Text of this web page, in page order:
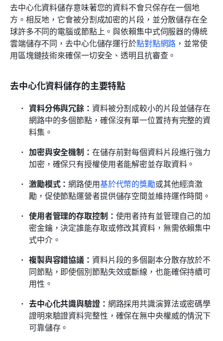
去中心化資料儲存意味著您的資料不會只保存在一個地
方。相反地，它會被分割成加密的片段，並分散儲存在全
球許多不同的電腦或節點上。與依賴集中式伺服器的傳統
雲端儲存不同，去中心化儲存運行於點對點網路 ，並常使
用區塊鏈技術來確保一切安全、透明且抗審查。
去中心化資料儲存的主要特點
資料分佈與冗餘： 資料被分割成較小的片段並儲存在
網路中的多個節點，確保沒有單一位置持有完整的資
料集。
加密與安全機制： 在儲存前對每個資料片段進行強力
加密，確保只有授權使用者能解密並存取資料。
激勵模式：網路使用基於代幣的獎勵或其他經濟激
勵，促使節點運營者提供儲存空間並維持運作時間。
使用者管理的存取控制： 使用者持有並管理自己的加
密金鑰，決定誰能存取或修改其資料，無需依賴集中
式中介。
複製與容錯協議： 資料片段的多個副本分散存放於不
同節點，即使個別節點失效或斷線，也能確保持續可
用性。
去中心化共識與驗證： 網路採用共識演算法或密碼學
證明來驗證資料完整性，確保在無中央權威的情況下
可靠儲存。